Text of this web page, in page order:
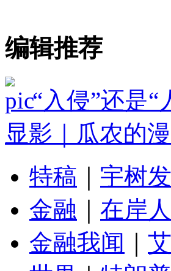
编辑推荐
“入侵”还是
显影｜瓜农的
特稿
宇树
金融
在岸
金融我闻